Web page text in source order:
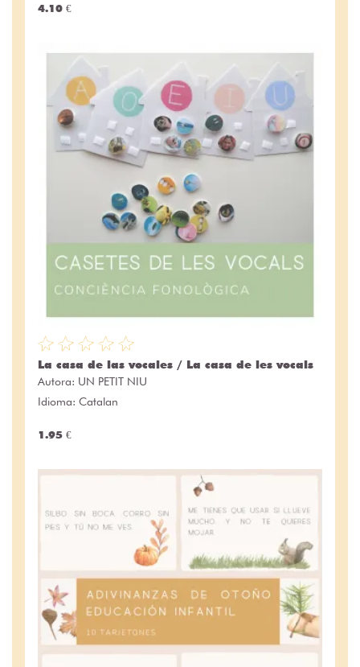
4.10 €
La casa de las vocales / La casa de les vocals
Autora: UN PETIT NIU
Idioma: Catalan
1.95 €